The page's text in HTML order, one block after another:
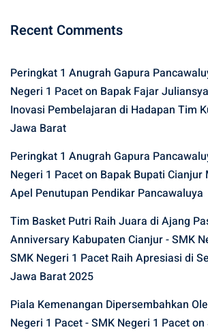
Recent Comments
Peringkat 1 Anugrah Gapura
Negeri 1 Paceton Bapak Fajar
Inovasi Pembelajaran di Hadapan Tim
Jawa Barat
Peringkat 1 Anugrah Gapura
Negeri 1 Paceton Bapak Bupati
Apel Penutupan Pendikar Pancawaluya
Tim Basket Putri Raih Juara di Ajang
Anniversary Kabupaten Cianjur - SMK
SMK Negeri 1 Pacet Raih Apresiasi di
Jawa Barat 2025
Piala Kemenangan Dipersembahkan
Negeri 1 Pacet - SMK Negeri 1 Paceton